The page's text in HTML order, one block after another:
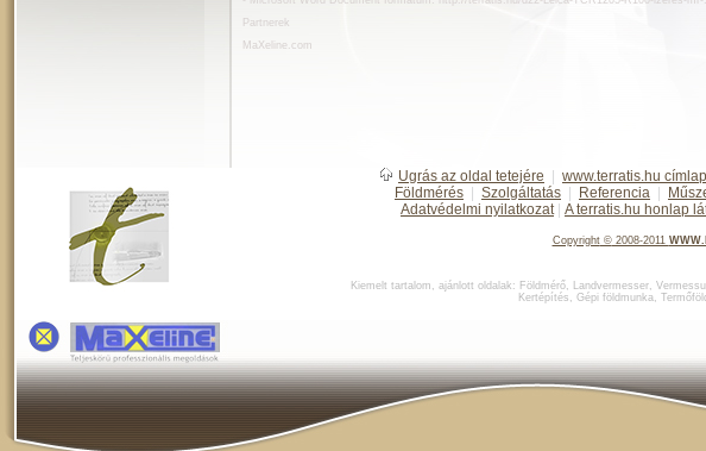
Partnerek
MaXeline.com
Ugrás az oldal tetejére www.terratis.hu címlap
Földmérés
Szolgáltatás Referencia
Adatvédelmi nyilatkozat
A terratis.hu honlap
Copyright©2008-2011
Kiemelt tartalom, ajánlott oldalak: Földmérő, Landvermesser,
Kertépítés , Gépi földmunka, Termőföld